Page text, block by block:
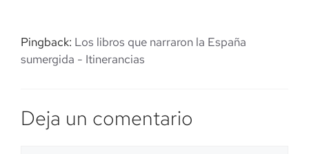
Pingback: Los libros que narraron la España
sumergida - Itinerancias
Deja un comentario